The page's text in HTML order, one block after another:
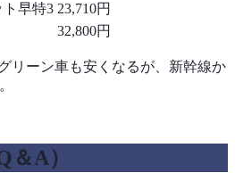
早特3 23,710円
32,800円
リーン車も安くなるが、新幹線か
A）